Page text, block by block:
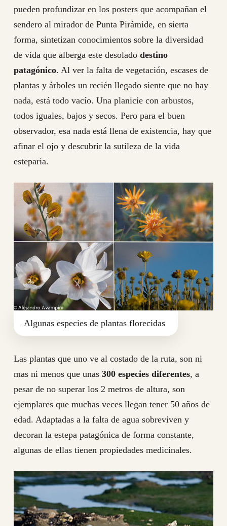
pueden profundizar en los posters que acompañan el
sendero al mirador de Punta Pirámide, en sierta
forma, sintetizan conocimientos sobre la diversidad
de vida que alberga este desolado destino
patagónico. Al ver la falta de vegetación, escases de
plantas y árboles un recién llegado siente que no hay
nada, está todo vacío. Una planicie con arbustos,
todos iguales, bajos y secos. Pero para el buen
observador, esa nada está llena de existencia, hay que
afinar el ojo y descubrir la sutileza de la vida
esteparia.
Algunas especies de plantas florecidas
Las plantas que uno ve al costado de la ruta, son ni
mas ni menos que unas 300 especies diferentes, a
pesar de no superar los 2 metros de altura, son
ejemplares que muchas veces llegan tener 50 años de
edad. Adaptadas a la falta de agua sobreviven y
decoran la estepa patagónica de forma constante,
algunas de ellas tienen propiedades medicinales.